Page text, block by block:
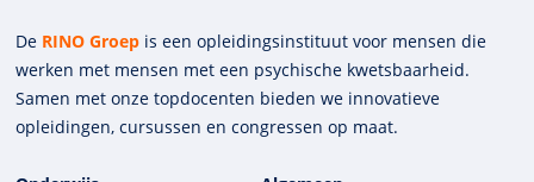
De RINO Groep is een opleidings­insti­tuut voor mensen die
werken met mensen met een psychische kwets­baar­heid.
Samen met onze top­docenten bieden we innova­tieve
opleidingen, cursussen en congres­sen op maat.